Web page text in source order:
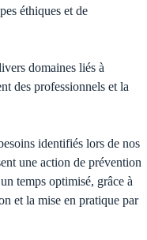
éthiques et de
domaines liés à
des professionnels et la
identifiés lors de nos
une action de prévention
temps optimisé, grâce à
et la mise en pratique par